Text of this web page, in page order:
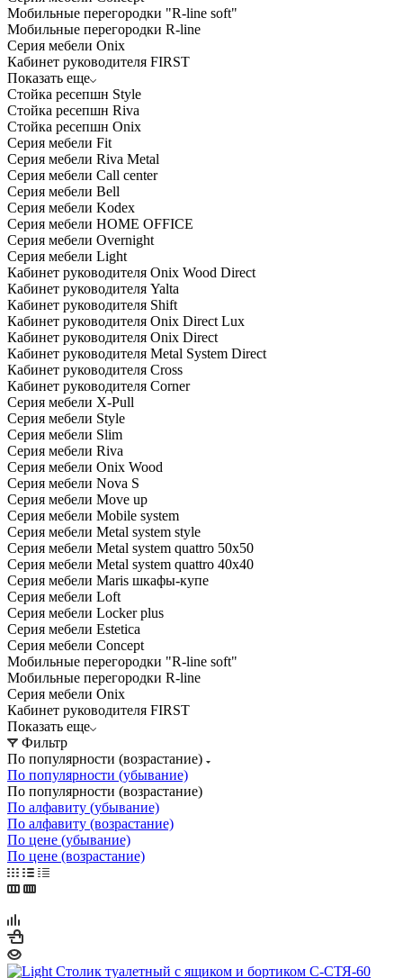
Мобильные перегородки "R-line soft"
Мобильные перегородки R-line
Серия мебели Onix
Кабинет руководителя FIRST
Показать еще
Стойка ресепшн Style
Стойка ресепшн Riva
Стойка ресепшн Onix
Серия мебели Fit
Серия мебели Riva Metal
Серия мебели Call center
Серия мебели Bell
Серия мебели Kodex
Серия мебели HOME OFFICE
Серия мебели Overnight
Серия мебели Light
Кабинет руководителя Onix Wood Direct
Кабинет руководителя Yalta
Кабинет руководителя Shift
Кабинет руководителя Onix Direct Lux
Кабинет руководителя Onix Direct
Кабинет руководителя Metal System Direct
Кабинет руководителя Cross
Кабинет руководителя Corner
Серия мебели X-Pull
Серия мебели Style
Серия мебели Slim
Серия мебели Riva
Серия мебели Onix Wood
Серия мебели Nova S
Серия мебели Move up
Серия мебели Mobile system
Серия мебели Metal system style
Серия мебели Metal system quattro 50x50
Серия мебели Metal system quattro 40x40
Серия мебели Maris шкафы-купе
Серия мебели Loft
Серия мебели Locker plus
Серия мебели Estetica
Серия мебели Concept
Мобильные перегородки "R-line soft"
Мобильные перегородки R-line
Серия мебели Onix
Кабинет руководителя FIRST
Показать еще
Фильтр
По популярности (возрастание)
По популярности (убывание)
По популярности (возрастание)
По алфавиту (убывание)
По алфавиту (возрастание)
По цене (убывание)
По цене (возрастание)